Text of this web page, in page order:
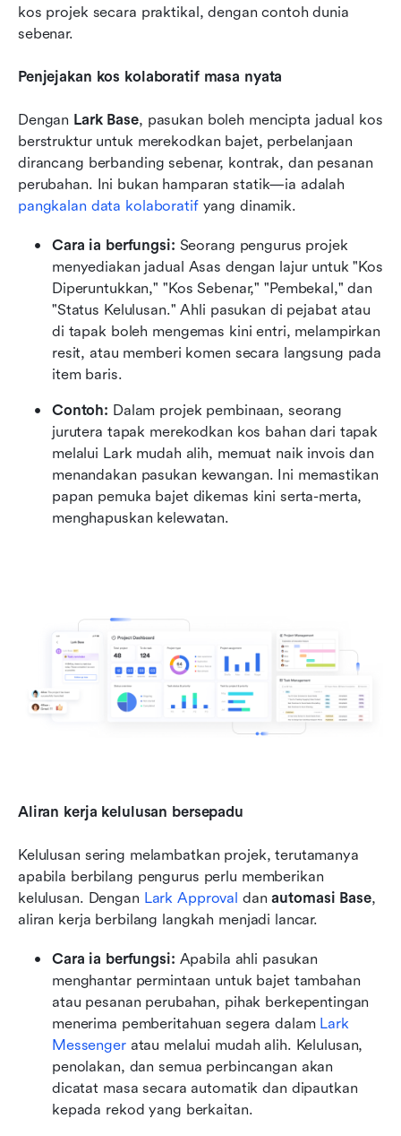
kos projek secara praktikal, dengan contoh dunia
sebenar.
Penjejakan kos kolaboratif masa nyata
Dengan Lark Base, pasukan boleh mencipta jadual kos
berstruktur untuk merekodkan bajet, perbelanjaan
dirancang berbanding sebenar, kontrak, dan pesanan
pangkalan data kolaboratif yang dinamik.
Cara ia berfungsi: Seorang pengurus projek
menyediakan jadual Asas dengan lajur untuk "Kos
Diperuntukkan," "Kos Sebenar," "Pembekal," dan
"Status Kelulusan." Ahli pasukan di pejabat atau
di tapak boleh mengemas kini entri, melampirkan
resit, atau memberi komen secara langsung pada
item baris.
Contoh: Dalam projek pembinaan, seorang
jurutera tapak merekodkan kos bahan dari tapak
melalui Lark mudah alih, memuat naik invois dan
menandakan pasukan kewangan. Ini memastikan
papan pemuka bajet dikemas kini serta-merta,
menghapuskan kelewatan.
Aliran kerja kelulusan bersepadu
Kelulusan sering melambatkan projek, terutamanya
apabila berbilang pengurus perlu memberikan
kelulusan. Dengan Lark Approval dan automasi Base,
aliran kerja berbilang langkah menjadi lancar.
Cara ia berfungsi: Apabila ahli pasukan
menghantar permintaan untuk bajet tambahan
atau pesanan perubahan, pihak berkepentingan
menerima pemberitahuan segera dalam Lark
Messenger atau melalui mudah alih. Kelulusan,
penolakan, dan semua perbincangan akan
dicatat masa secara automatik dan dipautkan
kepada rekod yang berkaitan.